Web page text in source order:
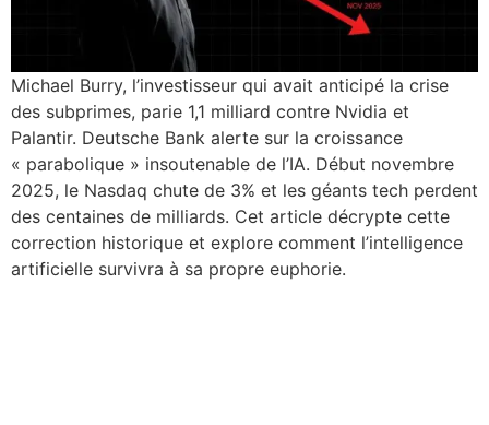
Michael Burry, l’investisseur qui avait anticipé la crise
des subprimes, parie 1,1 milliard contre Nvidia et
Palantir. Deutsche Bank alerte sur la croissance
« parabolique » insoutenable de l’IA. Début novembre
2025, le Nasdaq chute de 3% et les géants tech perdent
des centaines de milliards. Cet article décrypte cette
correction historique et explore comment l’intelligence
artificielle survivra à sa propre euphorie.